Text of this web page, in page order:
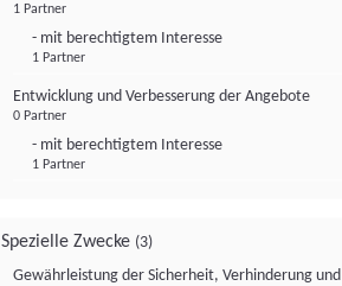
1 Partner
- mit berechtigtem Interesse
1 Partner
Entwicklung und Verbesserung der Angebote
0 Partner
- mit berechtigtem Interesse
1 Partner
Spezielle Zwecke (3)
Gewährleistung der Sicherheit, Verhinderung